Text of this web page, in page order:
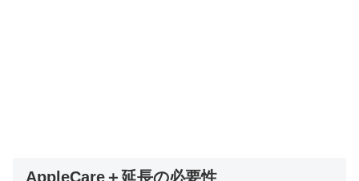
AppleCare＋延長の必要性